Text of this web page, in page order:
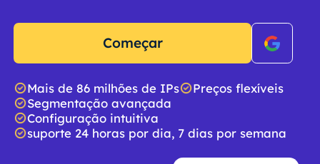
Começar
Mais de 86 milhões de IPs
Preços flexíveis
Segmentação avançada
Configuração intuitiva
suporte 24 horas por dia, 7 dias por semana